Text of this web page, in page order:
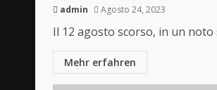
admin Agosto 24, 2023
Il 12 agosto scorso, in un
Mehr erfahren